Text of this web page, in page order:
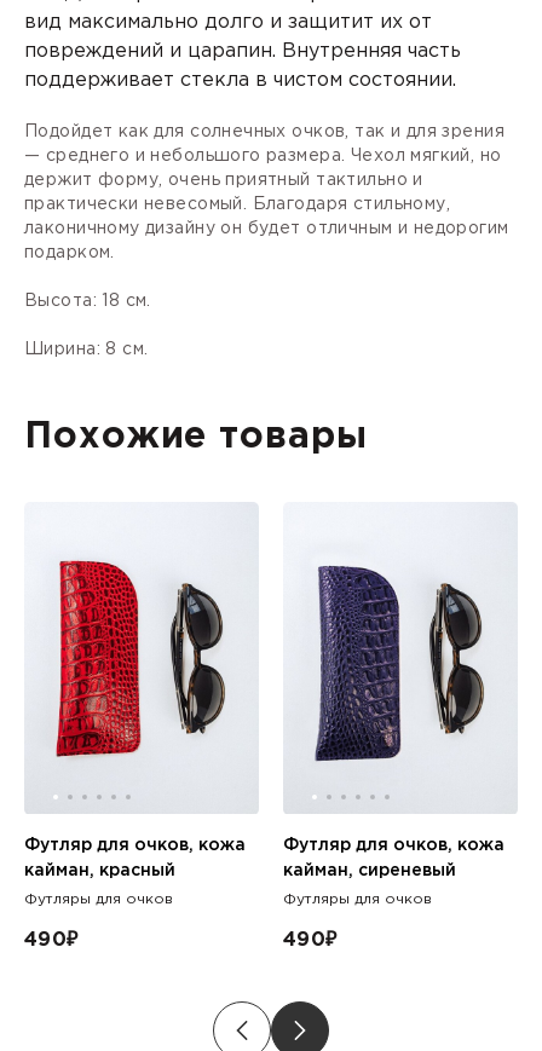
вид максимально долго и защитит их от
повреждений и царапин. Внутренняя часть
поддерживает стекла в чистом состоянии.
Подойдет как для солнечных очков, так и для зрения
— среднего и небольшого размера. Чехол мягкий, но
держит форму, очень приятный тактильно и
практически невесомый. Благодаря стильному,
лаконичному дизайну он будет отличным и недорогим
подарком.
Высота: 18 см.
Ширина: 8 см.
Похожие товары
Футляр для очков, кожа
кайман, красный
Футляры для очков
490₽
Футляр для очков, кожа
кайман, сиреневый
Футляры для очков
490₽